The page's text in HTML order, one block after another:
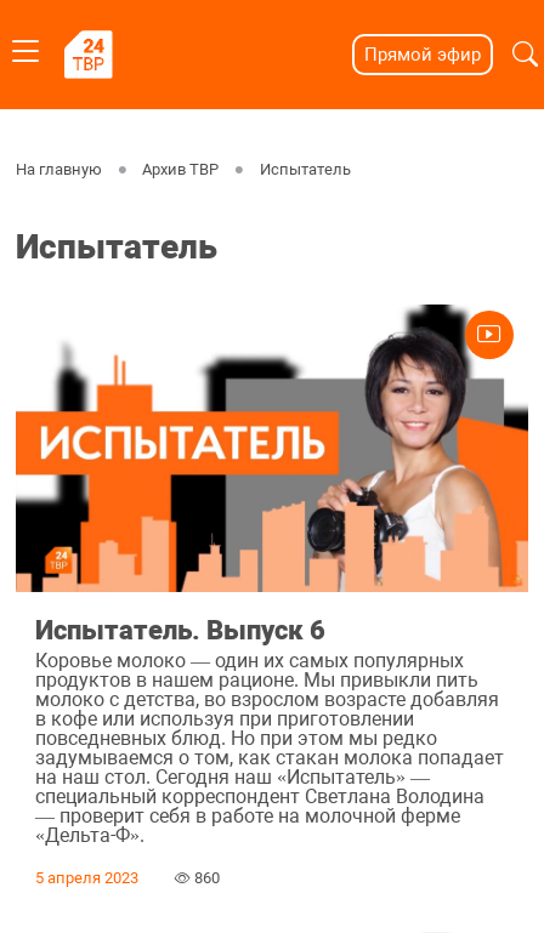
Прямой эфир
На главную Архив ТВР Испытатель
Испытатель
Испытатель. Выпуск 6
Коровье молоко — один их самых популярных
продуктов в нашем рационе. Мы привыкли пить
молоко с детства, во взрослом возрасте добавляя
в кофе или используя при приготовлении
повседневных блюд. Но при этом мы редко
задумываемся о том, как стакан молока попадает
на наш стол. Сегодня наш «Испытатель» —
специальный корреспондент Светлана Володина
— проверит себя в работе на молочной ферме
«Дельта-Ф».
5 апреля 2023 860